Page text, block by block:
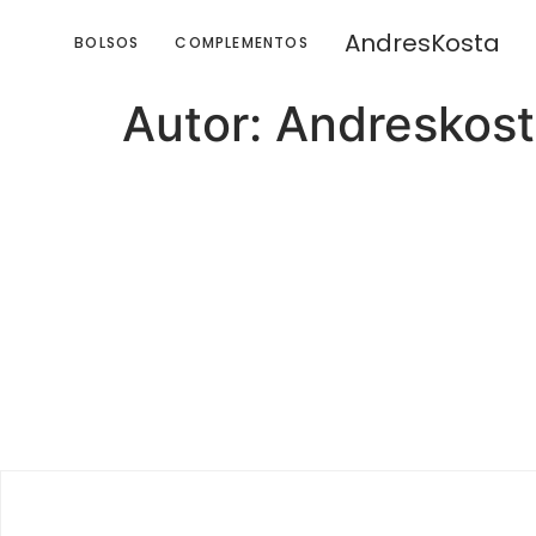
BOLSOS COMPLEMENTOS AndresKosta
Autor: